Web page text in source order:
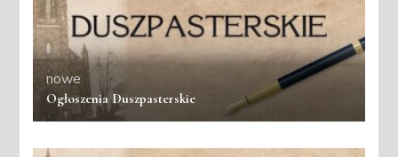
nowe
Ogłoszenia Duszpasterskie